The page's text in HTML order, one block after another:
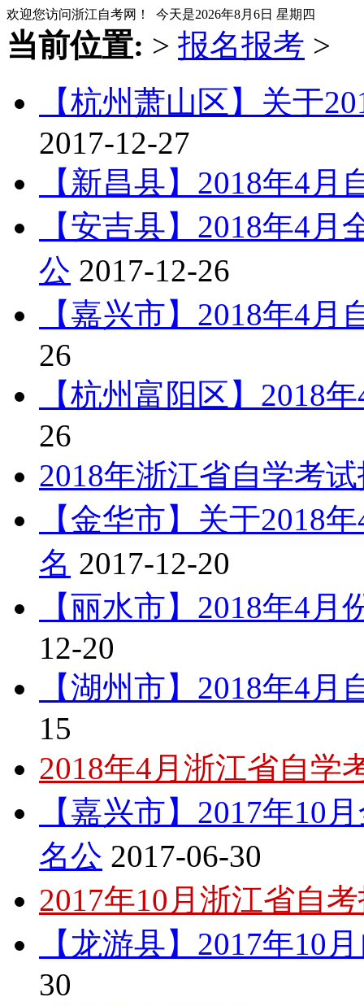
欢迎您访问浙江自考网！ 今天是2026年8月6日 星期四
当前位置: > 报名报考 >
【杭州萧山区】关于
2017-12-27
【新昌县】2018年4
【安吉县】2018年4
公 2017-12-26
【嘉兴市】2018年4
26
【杭州富阳区】2018
26
2018年浙江省自学考
【金华市】关于2018
名 2017-12-20
【丽水市】2018年4
12-20
【湖州市】2018年4
15
2018年4月浙江省自学
【嘉兴市】2017年10
名公 2017-06-30
2017年10月浙江省自
【龙游县】2017年10
30